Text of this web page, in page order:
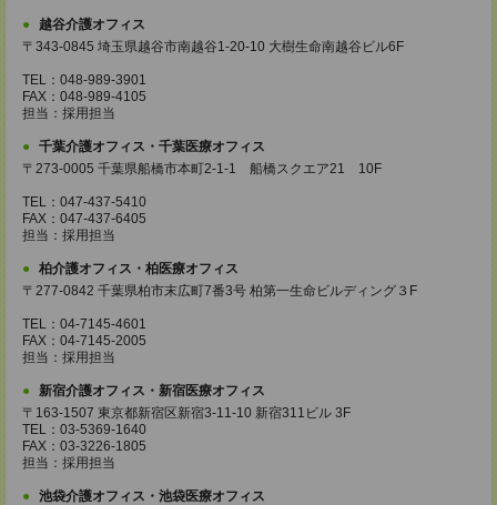
越谷介護オフィス
〒343-0845 埼玉県越谷市南越谷1-20-10 大樹生命南越谷ビル6F
TEL：048-989-3901
FAX：048-989-4105
担当：採用担当
千葉介護オフィス・千葉医療オフィス
〒273-0005 千葉県船橋市本町2-1-1 船橋スクエア21 10F
TEL：047-437-5410
FAX：047-437-6405
担当：採用担当
柏介護オフィス・柏医療オフィス
〒277-0842 千葉県柏市末広町7番3号 柏第一生命ビルディング３F
TEL：04-7145-4601
FAX：04-7145-2005
担当：採用担当
新宿介護オフィス・新宿医療オフィス
〒163-1507 東京都新宿区新宿3-11-10 新宿311ビル 3F
TEL：03-5369-1640
FAX：03-3226-1805
担当：採用担当
池袋介護オフィス・池袋医療オフィス